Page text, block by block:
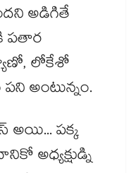
అడిగితే
పతార
లోకేశో
అంటున్నం.
అయి... పక్క
అధ్యక్షుడ్ని